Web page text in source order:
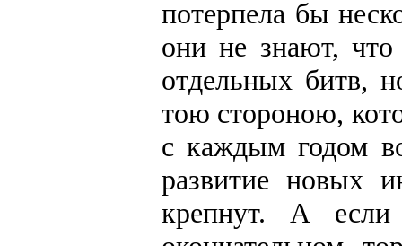
потерпела бы
они не знают,
отдельных битв,
тою стороною,
с каждым годом
развитие новых
крепнут. А